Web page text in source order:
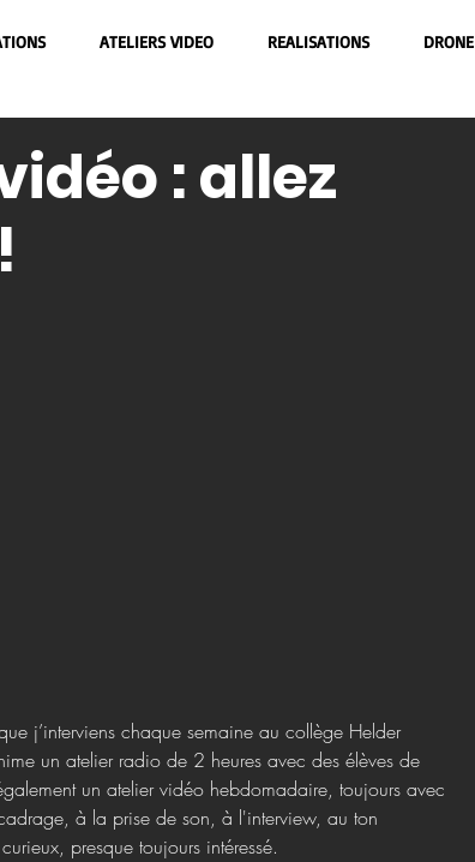
ATELIERS VIDEO REALISATIONS DRONE
: allez
j’interviens chaque semaine au collège Helder
un atelier radio de 2 heures avec des élèves de
un atelier vidéo hebdomadaire, toujours avec
à la prise de son, à l'interview, au ton
presque toujours intéressé.